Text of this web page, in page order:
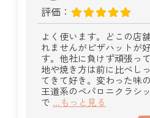
評価：
よく使います。どこの店
れませんがピザハットが
す。他社に負けず頑張っ
地や焼き方は前に比べし
てきて好き。変わった味
王道系のペパロニクラシ
で ...もっと見る